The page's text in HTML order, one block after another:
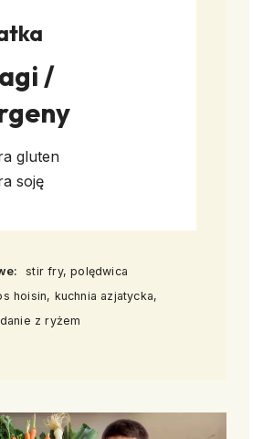
/
gluten
soję
stir fry, polędwica
hoisin, kuchnia azjatycka,
z ryżem